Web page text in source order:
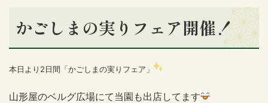
かごしまの実りフェア開催！
本日より2日間「かごしまの実りフェア」
山形屋のベルグ広場にて当園も出店してます